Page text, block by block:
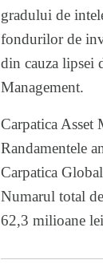
gradului de
fondurilor de
din cauza lipsei
Management.
Carpatica Asset
Randamentele
Carpatica
Numarul total
62,3 milioane